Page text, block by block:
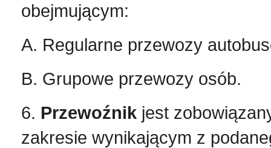
obejmującym:
A. Regularne przewozy
B. Grupowe przewozy osób.
6. Przewoźnik jest
zakresie wynikającym z